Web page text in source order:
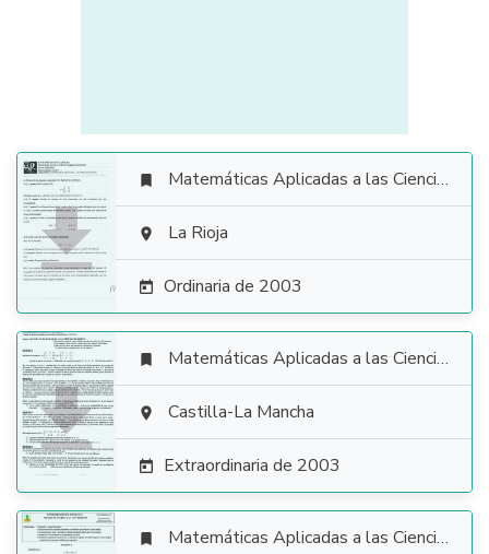

 Matemáticas Aplicadas a las Ciencias Sociales
 La Rioja
 Ordinaria de 2003

 Matemáticas Aplicadas a las Ciencias Sociales
 Castilla-La Mancha
 Extraordinaria de 2003
 Matemáticas Aplicadas a las Ciencias Sociales